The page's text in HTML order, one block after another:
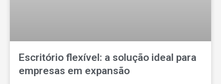
Escritório flexível: a solução ideal para
empresas em expansão